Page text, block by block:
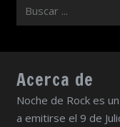
Acerca de
Noche de Rock es
a emitirse el 9 de